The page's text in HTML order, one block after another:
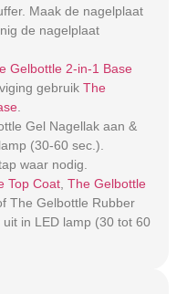
Maak de nagelplaat
de nagelplaat
Gelbottle 2-in-1 Base
gebruik The
Gel Nagellak aan &
(30-60 sec.).
waar nodig.
Top Coat The Gelbottle
The Gelbottle Rubber
in LED lamp (30 tot 60